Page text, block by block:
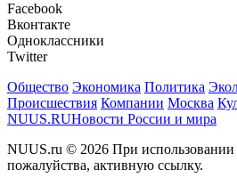
Facebook
Вконтакте
Одноклассники
Twitter
Общество Экономика Политика
Происшествия Компании Москва
NUUS.RUНовости России и мира
NUUS.ru © 2026 При использовании
пожалуйства, активную ссылку.